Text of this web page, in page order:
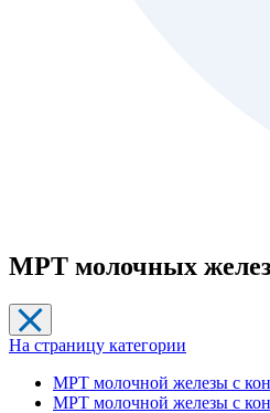
МРТ молочных желез
На страницу категории
МРТ молочной железы с
МРТ молочной железы с